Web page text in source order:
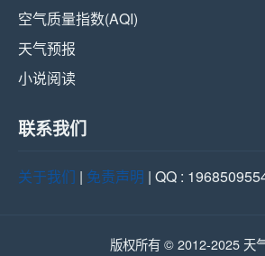
空气质量指数(AQI)
天气预报
小说阅读
联系我们
关于我们 | 免责声明 | QQ :
版权所有 © 2012-2025 天